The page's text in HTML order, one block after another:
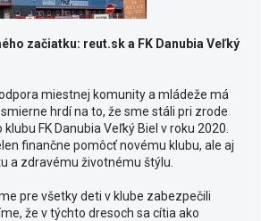
začiatku: reut.sk a FK Danubia Veľký
miestnej komunity a mládeže má
hrdí na to, že sme stáli pri zrode
FK Danubia Veľký Biel v roku 2020.
finančne pomôcť novému klubu, ale aj
a zdravému životnému štýlu.
pre všetky deti v klube zabezpečili
že v týchto dresoch sa cítia ako